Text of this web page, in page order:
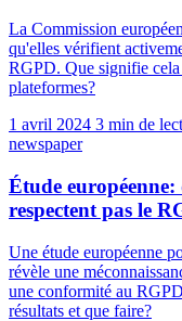
La Commission
qu'elles vérifient
RGPD. Que signifie
plateformes?
1 avril 2024 3 min de
newspaper
Étude
respectent pas le
Une étude européenne
révèle une
une conformité au
résultats et que faire?